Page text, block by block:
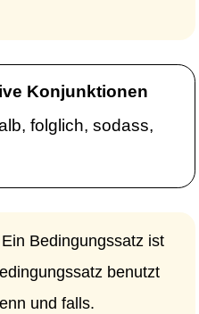
Konjunktionen
folglich, sodass,
Bedingungssatz ist
benutzt
und falls.